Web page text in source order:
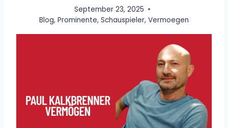
September 23, 2025
Blog, Prominente, Schauspieler, Vermoegen